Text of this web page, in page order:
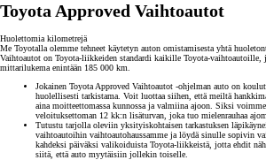
Toyota Approved Vaihtoautot
Huolettomia kilometrejä
Me Toyotalla olemme tehneet käytetyn auton omistamisesta yhtä
Vaihtoautot on Toyota-liikkeiden standardi kaikille Toyota-
mittarilukema enintään 185 000 km.
Jokainen Toyota Approved Vaihtoautot -ohjelman auto on
huolellisesti tarkistama. Voit luottaa siihen, että meiltä
aina moitteettomassa kunnossa ja valmiina ajoon. Siksi
veloituksettoman 12 kk:n lisäturvan, joka tuo mielenrauhaa
Tutustu tarjolla oleviin yksityiskohtaisen tarkastuksen
vaihtoautoihin vaihtoautohaussamme ja löydä sinulle sopivin
kahdeksi päiväksi valikoiduista Toyota-liikkeistä, jotta ehdit
siitä, että auto myytäisiin jollekin toiselle.